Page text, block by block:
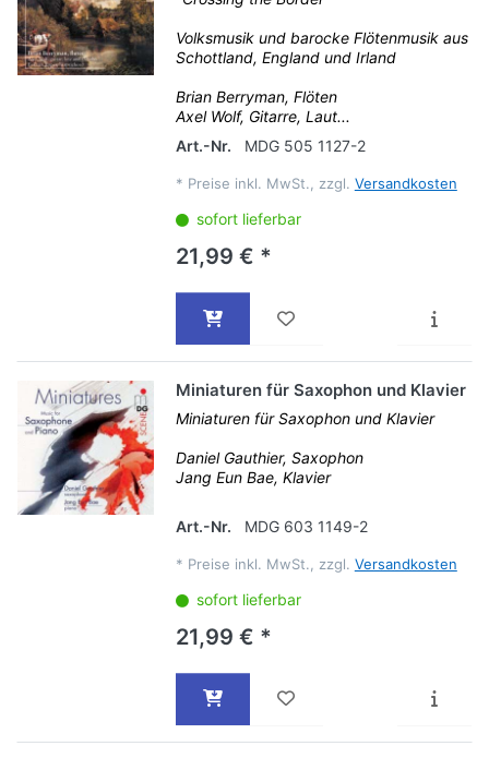
Volksmusik und barocke Flötenmusik aus
Schottland, England und Irland
Brian Berryman, Flöten
Axel Wolf, Gitarre, Laut...
Art.-Nr.
MDG 505 1127-2
* Preise inkl. MwSt., zzgl. Versandkosten
sofort lieferbar
21,99 € *
Miniaturen für Saxophon und Klavier
Miniaturen für Saxophon und Klavier
Daniel Gauthier, Saxophon
Jang Eun Bae, Klavier
Art.-Nr. MDG 603 1149-2
* Preise inkl. MwSt., zzgl. Versandkosten
sofort lieferbar
21,99 € *